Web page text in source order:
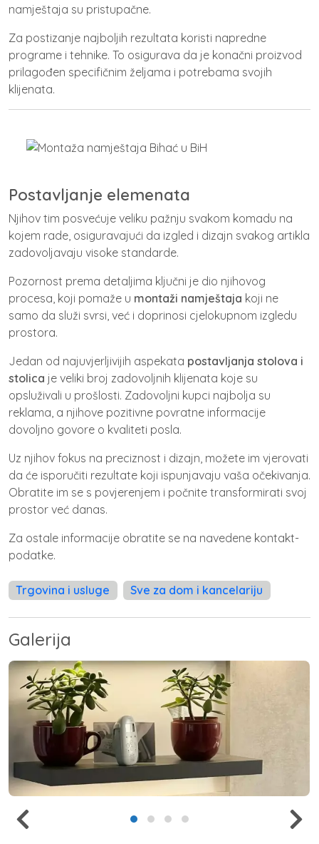
namještaja su pristupačne.
Za postizanje najboljih rezultata koristi napredne
programe i tehnike. To osigurava da je konačni proizvod
prilagođen specifičnim željama i potrebama svojih
klijenata.
Postavljanje elemenata
Njihov tim posvećuje veliku pažnju svakom komadu na
kojem rade, osiguravajući da izgled i dizajn svakog artikla
zadovoljavaju visoke standarde.
Pozornost prema detaljima ključni je dio njihovog
procesa, koji pomaže u montaži namještaja koji ne
samo da služi svrsi, već i doprinosi cjelokupnom izgledu
prostora.
Jedan od najuvjerljivijih aspekata postavljanja stolova i
stolica je veliki broj zadovoljnih klijenata koje su
opsluživali u prošlosti. Zadovoljni kupci najbolja su
reklama, a njihove pozitivne povratne informacije
dovoljno govore o kvaliteti posla.
Uz njihov fokus na preciznost i dizajn, možete im vjerovati
da će isporučiti rezultate koji ispunjavaju vaša očekivanja.
Obratite im se s povjerenjem i počnite transformirati svoj
prostor već danas.
Za ostale informacije obratite se na navedene kontakt-
podatke.
Trgovina i usluge Sve za dom i kancelariju
Galerija